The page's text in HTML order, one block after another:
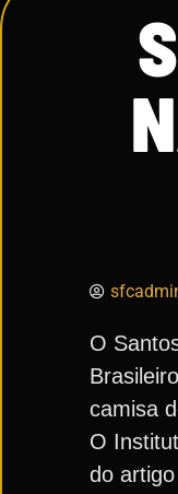
O
camisa
O
do